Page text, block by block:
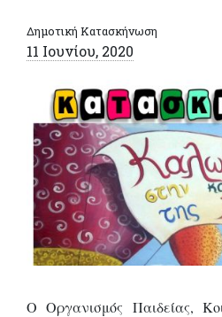
Δημοτική Κατασκήνωση
11 Ιουνίου, 2020
Ο Οργανισμός Παιδείας,